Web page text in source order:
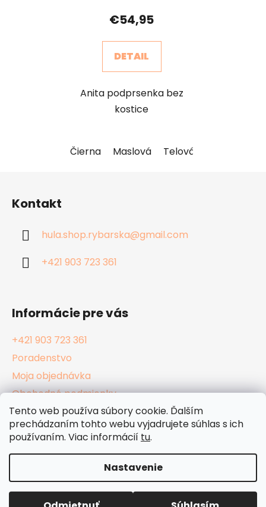
Tento web používa súbory cookie. Ďalším
prechádzaním tohto webu vyjadrujete súhlas s ich
používaním. Viac informácií tu.
Nastavenie
€54,95
DETAIL
Anita podprsenka bez
kostice
Čierna Maslová Telová
Kontakt
hula.shop.rybarska@gmail.com
+421 903 723 361
Informácie pre vás
+421 903 723 361
Poradenstvo
Moja objednávka
Obchodné podmienky
Reklamačný poriadok
Podmienky ochrany osobných údajov
Vytvoril Shoptet